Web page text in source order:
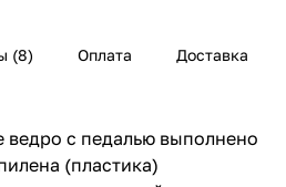
(8) Оплата Доставка
ведро с педалью выполнено
(пластика)